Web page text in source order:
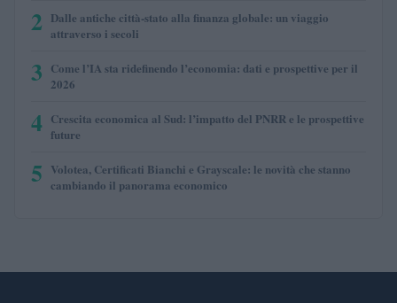
2 Dalle antiche città-stato alla finanza globale: un viaggio
attraverso i secoli
3 Come l’IA sta ridefinendo l’economia: dati e prospettive per il
2026
4 Crescita economica al Sud: l’impatto del PNRR e le prospettive
future
5 Volotea, Certificati Bianchi e Grayscale: le novità che stanno
cambiando il panorama economico